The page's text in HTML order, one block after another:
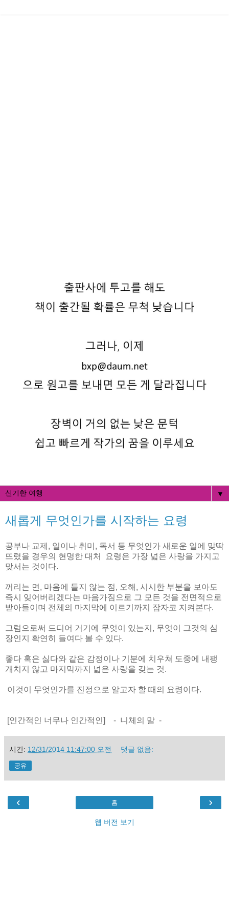
▼
새롭게 무엇인가를 시작하는 요령
공부나 교제, 일이나 취미, 독서 등 무엇인가 새로운 일에 맞딱
뜨렸을 경우의 현명한 대처 요령은 가장 넓은 사랑을 가지고
맞서는 것이다.
꺼리는 면, 마음에 들지 않는 점, 오해, 시시한 부분을 보아도
즉시 잊어버리겠다는 마음가짐으로 그 모든 것을 전면적으로
받아들이며 전체의 마지막에 이르기까지 잠자코 지켜본다.
그럼으로써 드디어 거기에 무엇이 있는지, 무엇이 그것의 심
장인지 확연히 들여다 볼 수 있다.
좋다 혹은 싫다와 같은 감정이나 기분에 치우쳐 도중에 내팽
개치지 않고 마지막까지 넓은 사랑을 갖는 것.
이것이 무엇인가를 진정으로 알고자 할 때의 요령이다.
[인간적인 너무나 인간적인] - 니체의 말 -
시간: 12/31/2014 11:47:00 오전 댓글 없음:
공유
‹ ›
홈
웹 버전 보기